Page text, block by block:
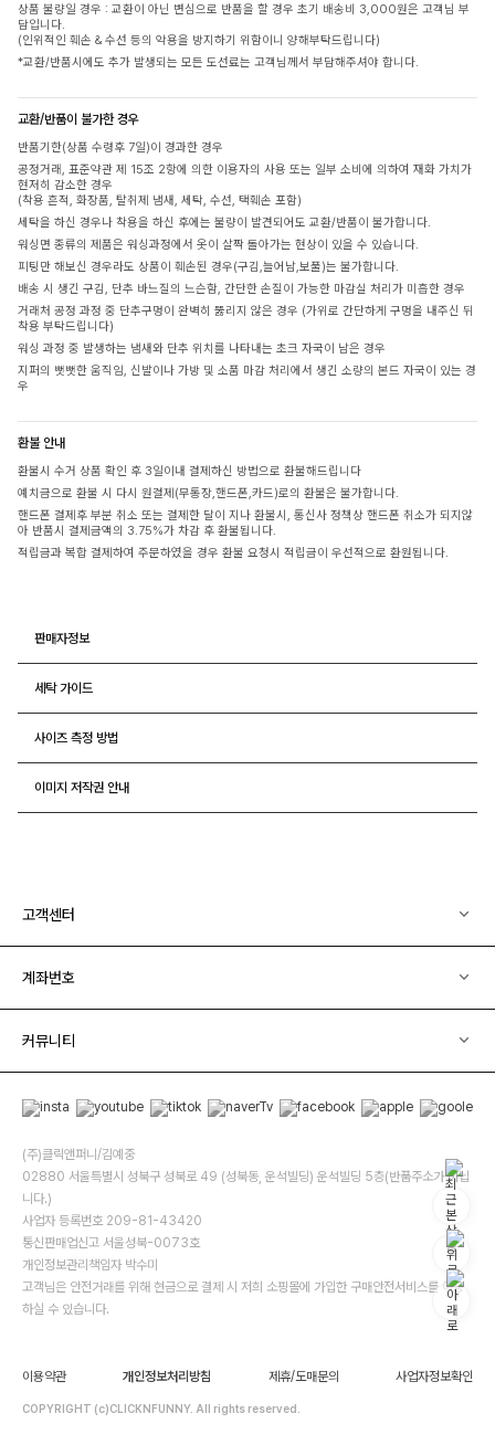
상품 불량일 경우 : 교환이 아닌 변심으로 반품을 할 경우 초기 배송비 3,000원은 고객님 부
담입니다.
(인위적인 훼손 & 수선 등의 악용을 방지하기 위함이니 양해부탁드립니다)
*교환/반품시에도 추가 발생되는 모든 도선료는 고객님께서 부담해주셔야 합니다.
교환/반품이 불가한 경우
반품기한(상품 수령후 7일)이 경과한 경우
공정거래, 표준약관 제 15조 2항에 의한 이용자의 사용 또는 일부 소비에 의하여 재화 가치가
현저히 감소한 경우
(착용 흔적, 화장품, 탈취제 냄새, 세탁, 수선, 택훼손 포함)
세탁을 하신 경우나 착용을 하신 후에는 불량이 발견되어도 교환/반품이 불가합니다.
워싱면 종류의 제품은 워싱과정에서 옷이 살짝 돌아가는 현상이 있을 수 있습니다.
피팅만 해보신 경우라도 상품이 훼손된 경우(구김,늘어남,보풀)는 불가합니다.
배송 시 생긴 구김, 단추 바느질의 느슨함, 간단한 손질이 가능한 마감실 처리가 미흡한 경우
거래처 공정 과정 중 단추구멍이 완벽히 뚫리지 않은 경우 (가위로 간단하게 구멍을 내주신 뒤
착용 부탁드립니다)
워싱 과정 중 발생하는 냄새와 단추 위치를 나타내는 초크 자국이 남은 경우
지퍼의 뻣뻣한 움직임, 신발이나 가방 및 소품 마감 처리에서 생긴 소량의 본드 자국이 있는 경
우
환불 안내
환불시 수거 상품 확인 후 3일이내 결제하신 방법으로 환불해드립니다
예치금으로 환불 시 다시 원결제(무통장,핸드폰,카드)로의 환불은 불가합니다.
핸드폰 결제후 부분 취소 또는 결제한 달이 지나 환불시, 통신사 정책상 핸드폰 취소가 되지않
아 반품시 결제금액의 3.75%가 차감 후 환불됩니다.
적립금과 복합 결제하여 주문하였을 경우 환불 요청시 적립금이 우선적으로 환원됩니다.
판매자정보
세탁 가이드
사이즈 측정 방법
이미지 저작권 안내
고객센터
계좌번호
커뮤니티
(주)클릭앤퍼니/김예중
02880 서울특별시 성북구 성북로 49 (성북동, 운석빌딩) 운석빌딩 5층(반품주소가 아닙
니다.)
사업자 등록번호 209-81-43420
통신판매업신고 서울성북-0073호
개인정보관리책임자 박수미
고객님은 안전거래를 위해 현금으로 결제 시 저희 소핑몰에 가입한 구매안전서비스를 이용
하실 수 있습니다.
이용약관 개인정보처리방침 제휴/도매문의 사업자정보확인
COPYRIGHT (c)CLICKNFUNNY. All rights reserved.